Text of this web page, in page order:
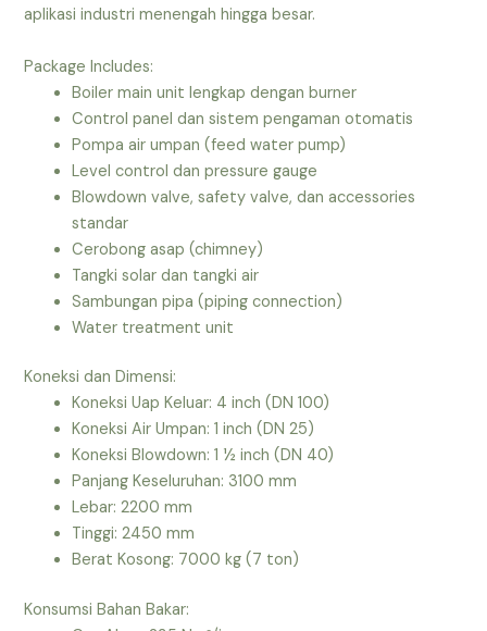
aplikasi industri menengah hingga besar.
Package Includes:
Boiler main unit lengkap dengan burner
Control panel dan sistem pengaman otomatis
Pompa air umpan (feed water pump)
Level control dan pressure gauge
Blowdown valve, safety valve, dan accessories
standar
Cerobong asap (chimney)
Tangki solar dan tangki air
Sambungan pipa (piping connection)
Water treatment unit
Koneksi dan Dimensi:
Koneksi Uap Keluar: 4 inch (DN 100)
Koneksi Air Umpan: 1 inch (DN 25)
Koneksi Blowdown: 1 ½ inch (DN 40)
Panjang Keseluruhan: 3100 mm
Lebar: 2200 mm
Tinggi: 2450 mm
Berat Kosong: 7000 kg (7 ton)
Konsumsi Bahan Bakar: